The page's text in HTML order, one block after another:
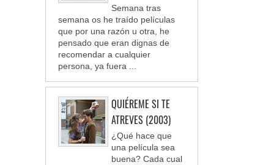
Semana tras
semana os he traído películas
que por una razón u otra, he
pensado que eran dignas de
recomendar a cualquier
persona, ya fuera ...
QUIÉREME SI TE
ATREVES (2003)
¿Qué hace que
una película sea
buena? Cada cual